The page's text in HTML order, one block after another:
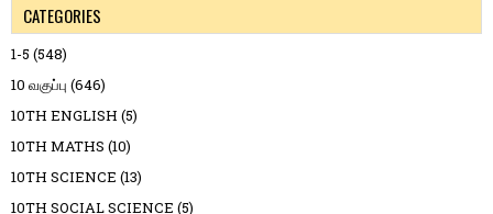
CATEGORIES
1-5 (548)
10 வகுப்பு (646)
10TH ENGLISH (5)
10TH MATHS (10)
10TH SCIENCE (13)
10TH SOCIAL SCIENCE (5)